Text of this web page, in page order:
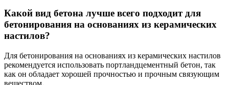
Какой вид бетона лучше всего подходит для
бетонирования на основаниях из керамических
настилов?
Для бетонирования на основаниях из керамических настилов
рекомендуется использовать портландцементный бетон, так
как он обладает хорошей прочностью и прочным связующим